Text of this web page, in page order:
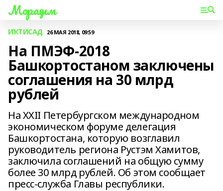
Мораҙым
ИҠТИСАД 26 МАЯ 2018, 09:59
На ПМЭФ-2018
Башкортостаном заключены
соглашения на 30 млрд
рублей
На XXII Петербургском международном
экономическом форуме делегация
Башкортостана, которую возглавил
руководитель региона Рустэм Хамитов,
заключила соглашений на общую сумму
более 30 млрд рублей. Об этом сообщает
пресс-служба Главы республики.